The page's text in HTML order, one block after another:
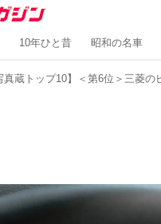
10年ひと昔 昭和の名車